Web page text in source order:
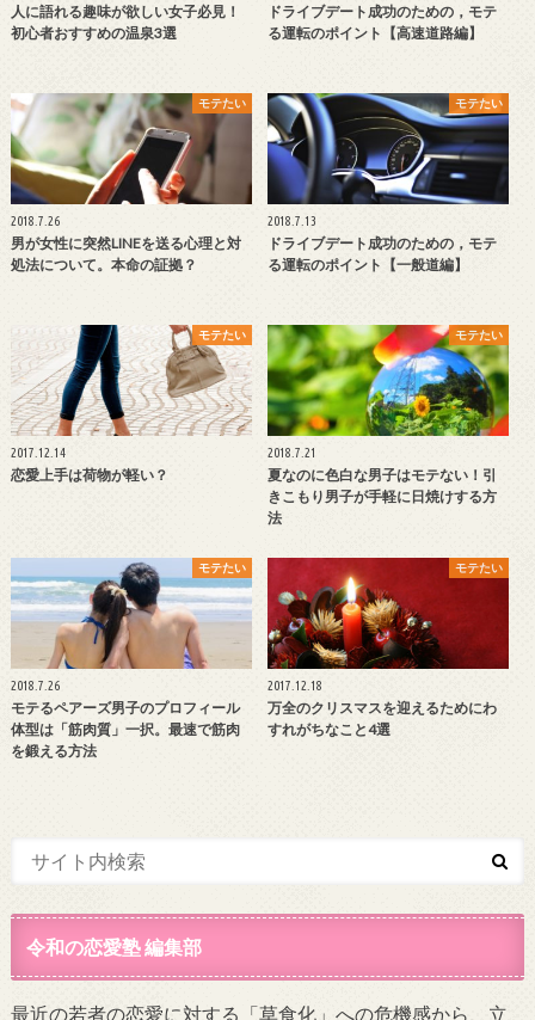
人に語れる趣味が欲しい女子必見！
初心者おすすめの温泉3選
ドライブデート成功のための，モテ
る運転のポイント【高速道路編】
モテたい
2018.7.26
男が女性に突然LINEを送る心理と対
処法について。本命の証拠？
モテたい
2018.7.13
ドライブデート成功のための，モテ
る運転のポイント【一般道編】
モテたい
2017.12.14
恋愛上手は荷物が軽い？
モテたい
2018.7.21
夏なのに色白な男子はモテない！引
きこもり男子が手軽に日焼けする方
法
モテたい
2018.7.26
モテるペアーズ男子のプロフィール
体型は「筋肉質」一択。最速で筋肉
を鍛える方法
モテたい
2017.12.18
万全のクリスマスを迎えるためにわ
すれがちなこと4選
令和の恋愛塾 編集部
最近の若者の恋愛に対する「草食化」への危機感から、立